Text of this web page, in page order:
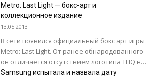
использования абонентской службы
компании. Все подписчики официальной
страницы...
Metro: Last Light — бокс-арт и
коллекционное издание
13.05.2013
В сети появился официальный бокс арт игры
Metro: Last Light. От ранее обнародованного
он отличается отсутствием логотипа THQ на
обложке. Также, стал известен состав...
Samsung испытала и назвала дату